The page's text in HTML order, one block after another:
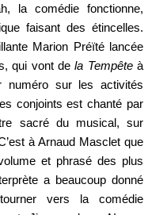
la comédie fonctionne,
faisant des étincelles.
Marion Préïté lancée
qui vont dela Tempêteà
numéro sur les activités
conjoints est chanté par
sacré du musical, sur
à Arnaud Masclet que
et phrasé des plus
a beaucoup donné
vers la comédie